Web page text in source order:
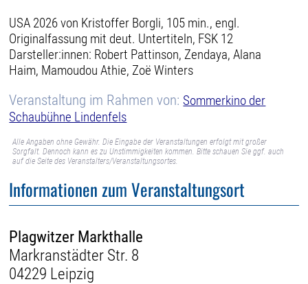
USA 2026 von Kristoffer Borgli, 105 min., engl.
Originalfassung mit deut. Untertiteln, FSK 12
Darsteller:innen: Robert Pattinson, Zendaya, Alana
Haim, Mamoudou Athie, Zoë Winters
Veranstaltung im Rahmen von: Sommerkino der
Schaubühne Lindenfels
Alle Angaben ohne Gewähr. Die Eingabe der Veranstaltungen erfolgt mit großer
Sorgfalt. Dennoch kann es zu Unstimmigkeiten kommen. Bitte schauen Sie ggf. auch
auf die Seite des Veranstalters/Veranstaltungsortes.
Informationen zum Veranstaltungsort
Plagwitzer Markthalle
Markranstädter Str. 8
04229 Leipzig